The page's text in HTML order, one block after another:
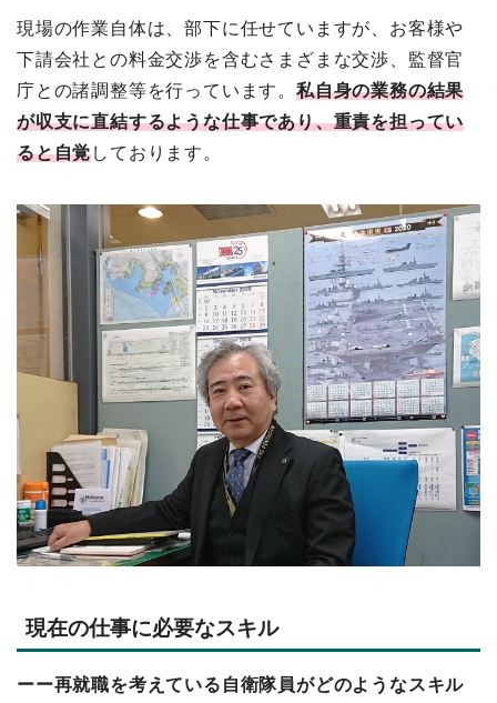
現場の作業自体は、部下に任せていますが、お客様や
下請会社との料金交渉を含むさまざまな交渉、監督官
庁との諸調整等を行っています。 私自身の業務の結果
が収支に直結するような仕事であり、重責を担ってい
ると自覚しております。
現在の仕事に必要なスキル
ーー再就職を考えている自衛隊員がどのようなスキル